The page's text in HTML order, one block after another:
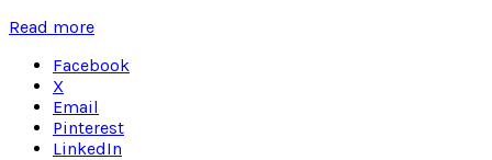
Read more
Facebook
X
Email
Pinterest
LinkedIn